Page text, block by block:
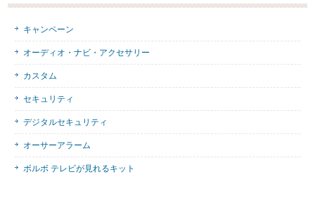
キャンペーン
オーディオ・ナビ・アクセサリー
カスタム
セキュリティ
デジタルセキュリティ
オーサーアラーム
ボルボ テレビが見れるキット